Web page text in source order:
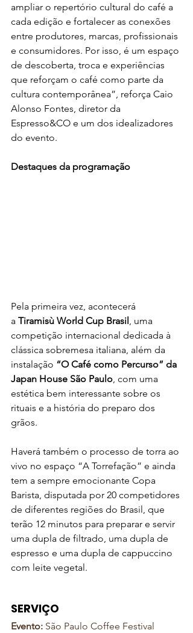
ampliar o repertório cultural do café a
cada edição e fortalecer as conexões
entre produtores, marcas, profissionais
e consumidores. Por isso, é um espaço
de descoberta, troca e experiências
que reforçam o café como parte da
cultura contemporânea”, reforça Caio
Alonso Fontes, diretor da
Espresso&CO e um dos idealizadores
do evento.
Destaques da programação
Pela primeira vez, acontecerá
a Tiramisù World Cup Brasil , uma
competição internacional dedicada à
clássica sobremesa italiana, além da
instalação “O Café como Percurso” da
Japan House São Paulo, com uma
estética bem interessante sobre os
rituais e a história do preparo dos
grãos.
Haverá também o processo de torra ao
vivo no espaço “A Torrefação” e ainda
tem a sempre emocionante Copa
Barista, disputada por 20 competidores
de diferentes regiões do Brasil, que
terão 12 minutos para preparar e servir
uma dupla de filtrado, uma dupla de
espresso e uma dupla de cappuccino
com leite vegetal.
SERVIÇO
Evento: São Paulo Coffee Festival